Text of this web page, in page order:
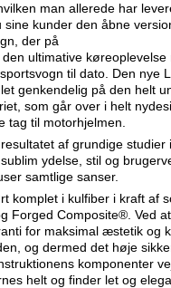
man allerede har
sine kunder den åbne
der på
ultimative køreoplevelse
til dato. Den nye
genkendelig på den helt
som går over i helt
tag til motorhjelmen.
af grundige studier
ydelse, stil og
samtlige sanser.
komplet i kulfiber i kraft af
Forged Composite®. Ved
for maksimal æstetik og
og dermed det høje
komponenter
helt og finder let og